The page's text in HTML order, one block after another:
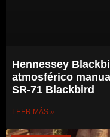
Hennessey
atmosférico
SR-71 Blackbird
LEER MÁS »